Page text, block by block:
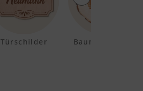
Türschilder Baumscheiben